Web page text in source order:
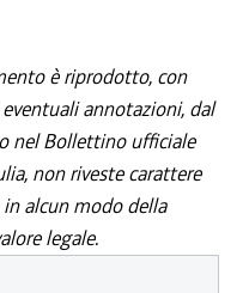
è riprodotto, con
annotazioni, dal
nel Bollettino ufficiale
non riveste carattere
alcun modo della
legale.